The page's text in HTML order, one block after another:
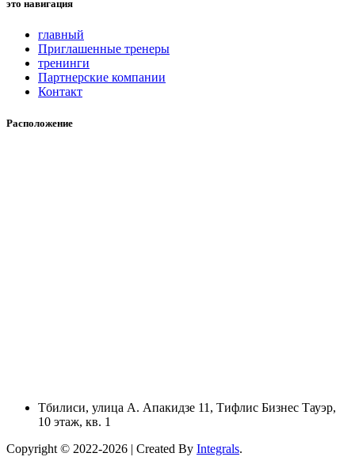
это навигация
главный
Приглашенные тренеры
тренинги
Партнерские компании
Контакт
Расположение
Тбилиси, улица А. Апакидзе 11, Тифлис Бизнес Тауэр,
10 этаж, кв. 1
Copyright © 2022-2026 | Created By Integrals.